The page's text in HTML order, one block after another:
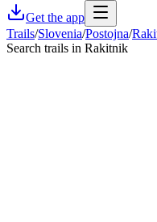
Get the app
Trails/Slovenia/Postojna/
Search trails in Rakitnik